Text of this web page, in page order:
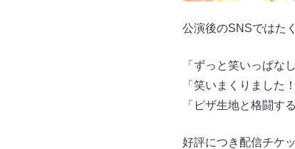
公演後のSNSではた
「ずっと笑いっぱな
「笑いまくりました！
「ピザ生地と格闘す
好評につき配信チケ